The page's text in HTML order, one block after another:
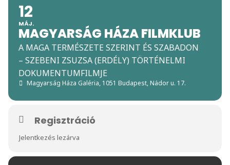
12
MÁJ.
MAGYARSÁG HÁZA FILMKLUB
A MAGA TERMÉSZETE SZERINT ÉS SZABADON
– SZEBENI ZSUZSA (ERDÉLY) TÖRTÉNELMI
DOKUMENTUMFILMJE
Magyarság Háza Galéria, 1051 Budapest, Nádor u. 17.
Regisztráció
Jelentkezés lezárva